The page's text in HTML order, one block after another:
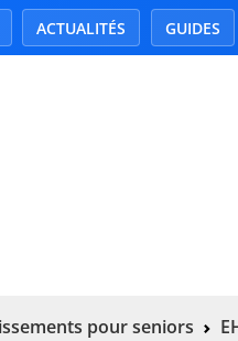
ACTUALITÉS GUIDES
pour seniors